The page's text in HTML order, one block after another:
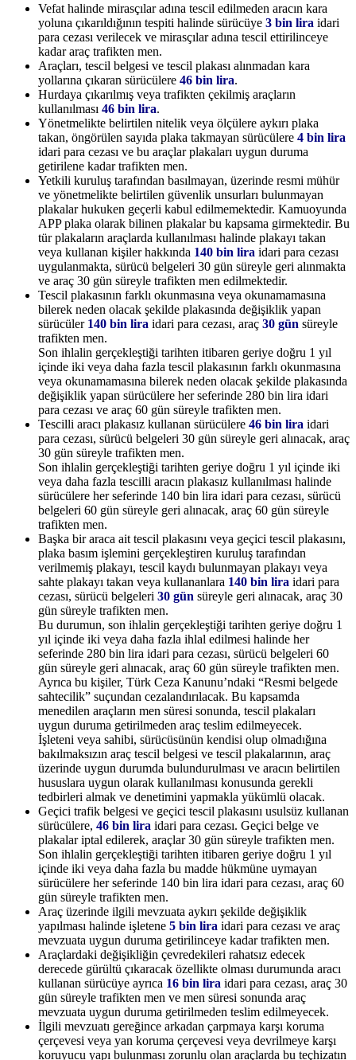
Vefat halinde mirasçılar adına tescil edilmeden aracın kara
yoluna çıkarıldığının tespiti halinde sürücüye 3 bin lira idari
para cezası verilecek ve mirasçılar adına tescil ettirilinceye
kadar araç trafikten men.
Araçları, tescil belgesi ve tescil plakası alınmadan kara
yollarına çıkaran sürücülere 46 bin lira.
Hurdaya çıkarılmış veya trafikten çekilmiş araçların
kullanılması 46 bin lira.
Yönetmelikte belirtilen nitelik veya ölçülere aykırı plaka
takan, öngörülen sayıda plaka takmayan sürücülere 4 bin lira
idari para cezası ve bu araçlar plakaları uygun duruma
getirilene kadar trafikten men.
Yetkili kuruluş tarafından basılmayan, üzerinde resmi mühür
ve yönetmelikte belirtilen güvenlik unsurları bulunmayan
plakalar hukuken geçerli kabul edilmemektedir. Kamuoyunda
APP plaka olarak bilinen plakalar bu kapsama girmektedir. Bu
tür plakaların araçlarda kullanılması halinde plakayı takan
veya kullanan kişiler hakkında 140 bin lira idari para cezası
uygulanmakta, sürücü belgeleri 30 gün süreyle geri alınmakta
ve araç 30 gün süreyle trafikten men edilmektedir.
Tescil plakasının farklı okunmasına veya okunamamasına
bilerek neden olacak şekilde plakasında değişiklik yapan
sürücüler 140 bin lira idari para cezası, araç 30 gün süreyle
trafikten men.
Son ihlalin gerçekleştiği tarihten itibaren geriye doğru 1 yıl
içinde iki veya daha fazla tescil plakasının farklı okunmasına
veya okunamamasına bilerek neden olacak şekilde plakasında
değişiklik yapan sürücülere her seferinde 280 bin lira idari
para cezası ve araç 60 gün süreyle trafikten men.
Tescilli aracı plakasız kullanan sürücülere 46 bin lira idari
para cezası, sürücü belgeleri 30 gün süreyle geri alınacak, araç
30 gün süreyle trafikten men.
Son ihlalin gerçekleştiği tarihten geriye doğru 1 yıl içinde iki
veya daha fazla tescilli aracın plakasız kullanılması halinde
sürücülere her seferinde 140 bin lira idari para cezası, sürücü
belgeleri 60 gün süreyle geri alınacak, araç 60 gün süreyle
trafikten men.
Başka bir araca ait tescil plakasını veya geçici tescil plakasını,
plaka basım işlemini gerçekleştiren kuruluş tarafından
verilmemiş plakayı, tescil kaydı bulunmayan plakayı veya
sahte plakayı takan veya kullananlara 140 bin lira idari para
cezası, sürücü belgeleri 30 gün süreyle geri alınacak, araç 30
gün süreyle trafikten men.
Bu durumun, son ihlalin gerçekleştiği tarihten geriye doğru 1
yıl içinde iki veya daha fazla ihlal edilmesi halinde her
seferinde 280 bin lira idari para cezası, sürücü belgeleri 60
gün süreyle geri alınacak, araç 60 gün süreyle trafikten men.
Ayrıca bu kişiler, Türk Ceza Kanunu’ndaki “Resmi belgede
sahtecilik” suçundan cezalandırılacak. Bu kapsamda
menedilen araçların men süresi sonunda, tescil plakaları
uygun duruma getirilmeden araç teslim edilmeyecek.
İşleteni veya sahibi, sürücüsünün kendisi olup olmadığına
bakılmaksızın araç tescil belgesi ve tescil plakalarının, araç
üzerinde uygun durumda bulundurulması ve aracın belirtilen
hususlara uygun olarak kullanılması konusunda gerekli
tedbirleri almak ve denetimini yapmakla yükümlü olacak.
Geçici trafik belgesi ve geçici tescil plakasını usulsüz kullanan
sürücülere, 46 bin lira idari para cezası. Geçici belge ve
plakalar iptal edilerek, araçlar 30 gün süreyle trafikten men.
Son ihlalin gerçekleştiği tarihten itibaren geriye doğru 1 yıl
içinde iki veya daha fazla bu madde hükmüne uymayan
sürücülere her seferinde 140 bin lira idari para cezası, araç 60
gün süreyle trafikten men.
Araç üzerinde ilgili mevzuata aykırı şekilde değişiklik
yapılması halinde işletene 5 bin lira idari para cezası ve araç
mevzuata uygun duruma getirilinceye kadar trafikten men.
Araçlardaki değişikliğin çevredekileri rahatsız edecek
derecede gürültü çıkaracak özellikte olması durumunda aracı
kullanan sürücüye ayrıca 16 bin lira idari para cezası, araç 30
gün süreyle trafikten men ve men süresi sonunda araç
mevzuata uygun duruma getirilmeden teslim edilmeyecek.
İlgili mevzuatı gereğince arkadan çarpmaya karşı koruma
çerçevesi veya yan koruma çerçevesi veya devrilmeye karşı
koruyucu yapı bulunması zorunlu olan araçlarda bu teçhizatın